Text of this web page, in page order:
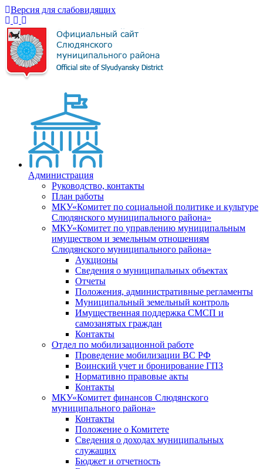
Версия для слабовидящих
Администрация
Руководство, контакты
План работы
МКУ«Комитет по социальной политике и культуре
Слюдянского муниципального района»
МКУ«Комитет по управлению муниципальным
имуществом и земельным отношениям
Слюдянского муниципального района»
Аукционы
Сведения о муниципальных объектах
Отчеты
Положения, административные регламенты
Муниципальный земельный контроль
Имущественная поддержка СМСП и
самозанятых граждан
Контакты
Отдел по мобилизационной работе
Проведение мобилизации ВС РФ
Воинский учет и бронирование ГПЗ
Нормативно правовые акты
Контакты
МКУ«Комитет финансов Слюдянского
муниципального района»
Контакты
Положение о Комитете
Сведения о доходах муниципальных
служащих
Бюджет и отчетность